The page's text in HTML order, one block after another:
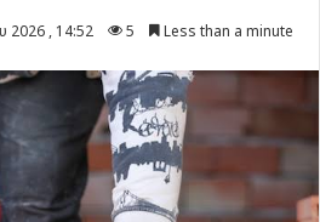
2026 , 14:52 5 Less than a minute